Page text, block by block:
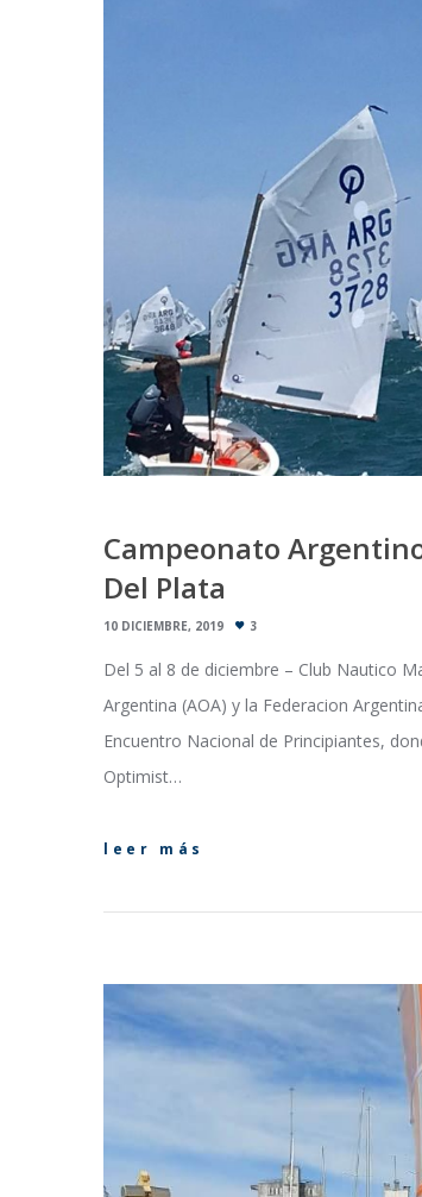
Campeonato
Del Plata
10 DICIEMBRE, 2019 3
Del 5 al 8 de diciembre – Club Nautico
Argentina (AOA) y la Federacion
Encuentro Nacional de Principiantes,
Optimist…
leer más